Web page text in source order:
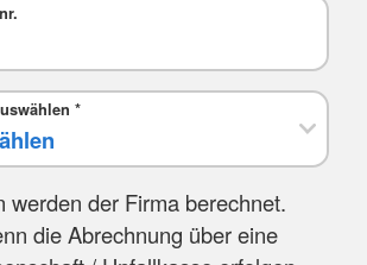
*
werden der Firma berechnet.
die Abrechnung über eine